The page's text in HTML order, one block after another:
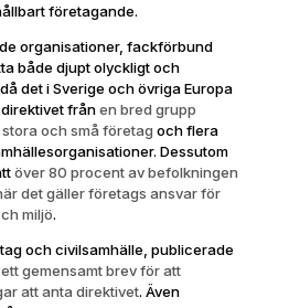
företagande.
organisationer, fackförbund
både djupt olyckligt och
det i Sverige och övriga Europa
frånen bred grupp
stora och små företag och flera
Dessutom
över 80 procent av befolkningen
det gäller företags ansvar för
miljö.
och civilsamhälle, publicerade
gemensamt brev för att
att anta direktivet. Även